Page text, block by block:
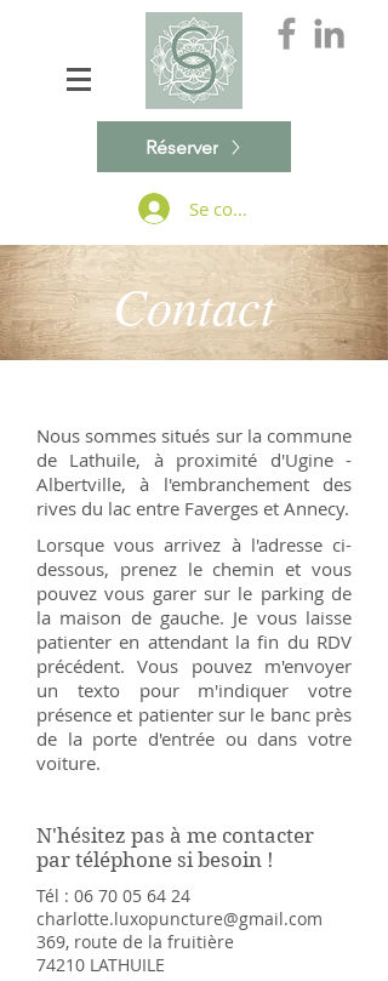
Réserver
Se connecter
Contact
Nous sommes situés sur la commune
de Lathuile, à proximité d'Ugine -
Albertville, à l'embranchement des
rives du lac entre Faverges et Annecy.
Lorsque vous arrivez à l'adresse ci-
dessous, prenez le chemin et vous
pouvez vous garer sur le parking de
la maison de gauche. Je vous laisse
patienter en attendant la fin du RDV
précédent. Vous pouvez m'envoyer
un texto pour m'indiquer votre
présence et patienter sur le banc près
de la porte d'entrée ou dans votre
voiture.
N'hésitez pas à me contacter
par téléphone si besoin !
Tél : 06 70 05 64 24
charlotte.luxopuncture@gmail.com
369, route de la fruitière
74210 LATHUILE